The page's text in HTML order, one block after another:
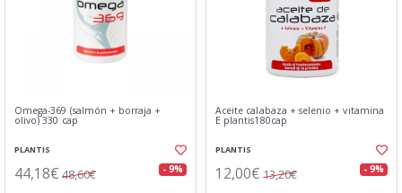
Omega-369 (salmón + borraja +
olivo) 330 cap
PLANTIS
44,18€ 48,60€ - 9%
Aceite calabaza + selenio + vitamina
E plantis180cap
PLANTIS
12,00€ 13,20€ - 9%